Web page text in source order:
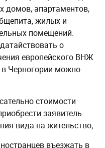
домов, апартаментов,
жилых и
помещений.
о
европейского ВНЖ
Черногории можно
стоимости
заявитель
вида на жительство;
въезжать в